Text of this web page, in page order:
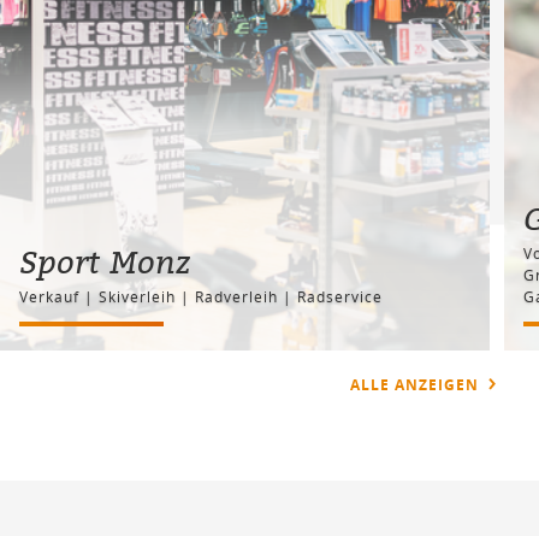
Sport Monz
Verkauf | Skiverleih | Radverleih | Radservice
ALLE ANZEIGEN